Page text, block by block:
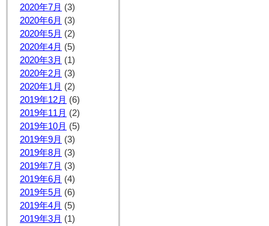
2020年7月 (3)
2020年6月 (3)
2020年5月 (2)
2020年4月 (5)
2020年3月 (1)
2020年2月 (3)
2020年1月 (2)
2019年12月 (6)
2019年11月 (2)
2019年10月 (5)
2019年9月 (3)
2019年8月 (3)
2019年7月 (3)
2019年6月 (4)
2019年5月 (6)
2019年4月 (5)
2019年3月 (1)